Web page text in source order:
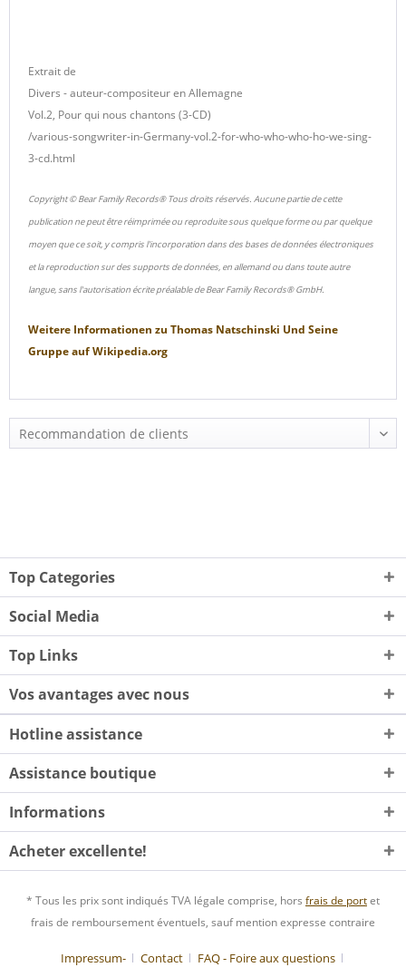
Extrait de
Divers - auteur-compositeur en Allemagne
Vol.2, Pour qui nous chantons (3-CD)
/various-songwriter-in-Germany-vol.2-for-who-who-who-ho-we-sing-
3-cd.html
Copyright © Bear Family Records® Tous droits réservés. Aucune partie de cette
publication ne peut être réimprimée ou reproduite sous quelque forme ou par quelque
moyen que ce soit, y compris l'incorporation dans des bases de données électroniques
et la reproduction sur des supports de données, en allemand ou dans toute autre
langue, sans l'autorisation écrite préalable de Bear Family Records® GmbH.
Weitere Informationen zu Thomas Natschinski Und Seine
GruppeaufWikipedia.org
Top Categories
Social Media
Top Links
Vos avantages avec nous
Hotline assistance
Assistance boutique
Informations
Acheter excellente!
* Tous les prix sont indiqués TVA légale comprise, hors frais de portet
frais de remboursement éventuels, sauf mention expresse contraire
Impressum- Contact FAQ - Foire aux questions